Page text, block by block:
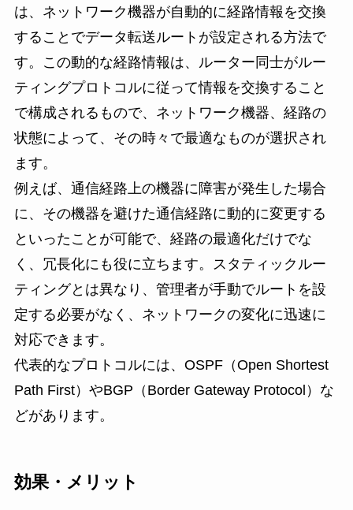
は、ネットワーク機器が自動的に経路情報を交換
することでデータ転送ルートが設定される方法で
す。この動的な経路情報は、ルーター同士がルー
ティングプロトコルに従って情報を交換すること
で構成されるもので、ネットワーク機器、経路の
状態によって、その時々で最適なものが選択され
ます。
例えば、通信経路上の機器に障害が発生した場合
に、その機器を避けた通信経路に動的に変更する
といったことが可能で、経路の最適化だけでな
く、冗長化にも役に立ちます。スタティックルー
ティングとは異なり、管理者が手動でルートを設
定する必要がなく、ネットワークの変化に迅速に
対応できます。
代表的なプロトコルには、OSPF（Open Shortest
Path First）やBGP（Border Gateway Protocol）な
どがあります。
効果・メリット